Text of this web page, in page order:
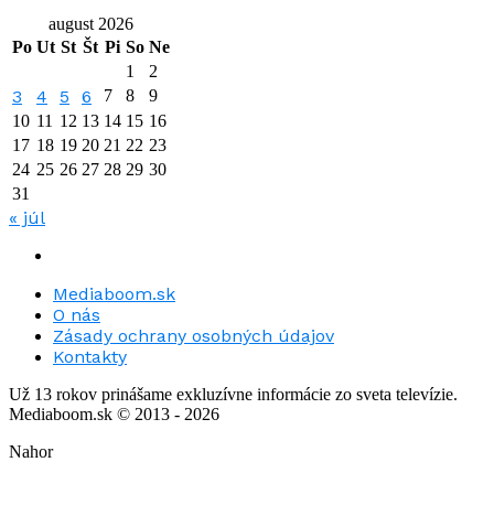
august 2026
Po Ut St Št Pi So Ne
1
2
3 4 5 6 7 8
9
10 11 12 13 14 15 16
17 18 19 20 21 22 23
24 25 26 27 28 29 30
31
« júl
Mediaboom.sk
O nás
Zásady ochrany osobných údajov
Kontakty
Už 13 rokov prinášame exkluzívne informácie zo sveta televízie.
Mediaboom.sk © 2013 - 2026
Nahor